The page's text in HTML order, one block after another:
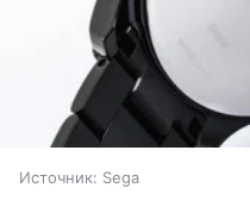
Источник: Sega